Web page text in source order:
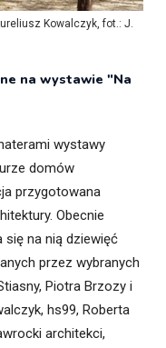
Kowalczyk, fot.: J.
na wystawie "Na
wystawy
domów
przygotowana
Obecnie
się na nią dziewięć
przez wybranych
Piotra Brzozy i
hs99, Roberta
architekci,